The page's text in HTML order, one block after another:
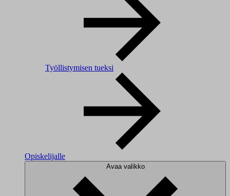
Työllistymisen tueksi
Opiskelijalle
Avaa valikko